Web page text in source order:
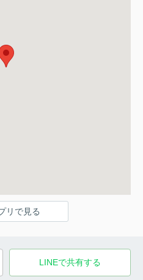
リで見る
LINEで共有する